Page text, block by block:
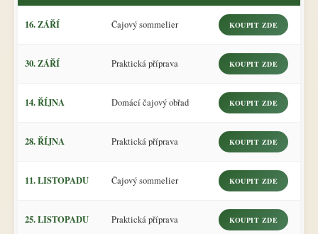
16. ZÁŘÍ Čajový sommelier KOUPIT ZDE
30. ZÁŘÍ Praktická příprava KOUPIT ZDE
14. ŘÍJNA Domácí čajový obřad KOUPIT ZDE
28. ŘÍJNA Praktická příprava KOUPIT ZDE
11. LISTOPADU Čajový sommelier KOUPIT ZDE
25. LISTOPADU Praktická příprava KOUPIT ZDE